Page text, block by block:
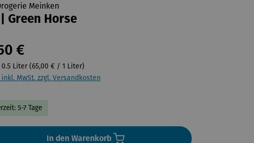
Meinken
Green Horse
€
0.5 Liter (65,00 € / 1 Liter)
MwSt. zzgl. Versandkosten
5-7 Tage
In den Warenkorb